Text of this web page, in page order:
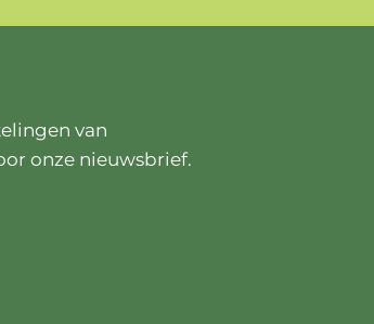
van
onze nieuwsbrief.